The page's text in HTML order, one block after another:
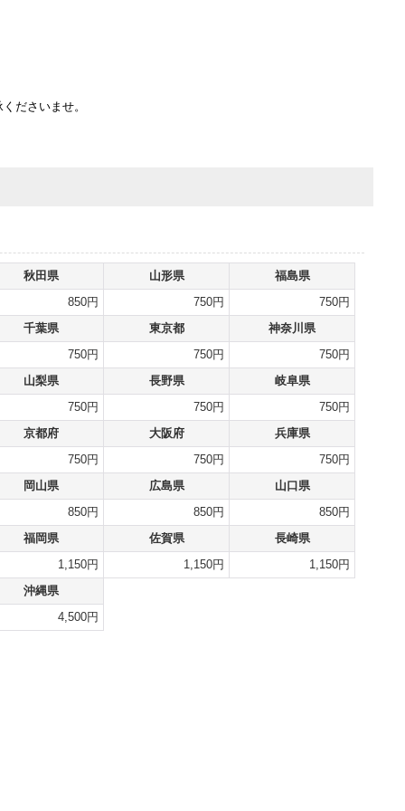
ださいませ。
秋田県 山形県
福島県
850円
750円
750円
千葉県
東京都
神奈川県
750円
750円
750円
山梨県
長野県
岐阜県
750円
750円
750円
京都府
大阪府
兵庫県
750円
750円
750円
岡山県
広島県
山口県
850円
850円
850円
福岡県
佐賀県
長崎県
1,150円
1,150円
1,150円
沖縄県
4,500円